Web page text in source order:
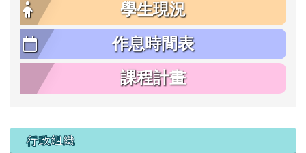
學生現況
作息時間表
課程計畫
行政組織